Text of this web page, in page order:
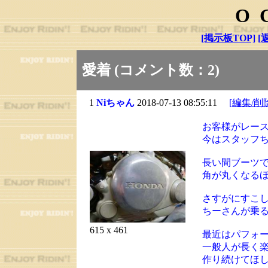
[掲示板TOP] [
愛着 (コメント数：2)
1 Niちゃん 2018-07-13 08:55:11 [編集/削
615 x 461
お客様がレー
今はスタッフ
長い間ブーツ
角が丸くなる
さすがにすこ
ちーさんが乗
最近はパフォ
一般人が長く
作り続けてほ